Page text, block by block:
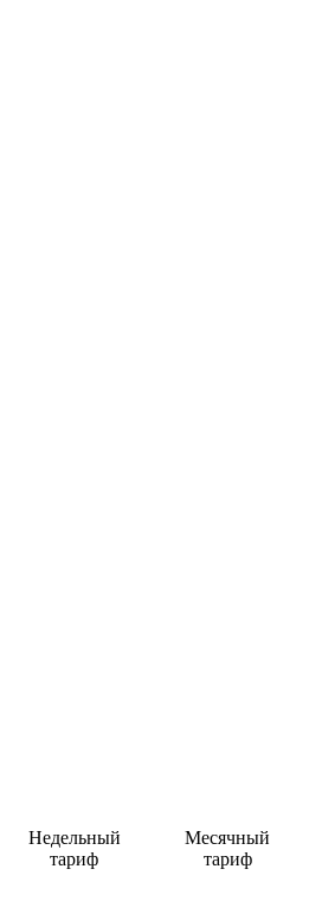
Недельный
тариф
Месячный
тариф